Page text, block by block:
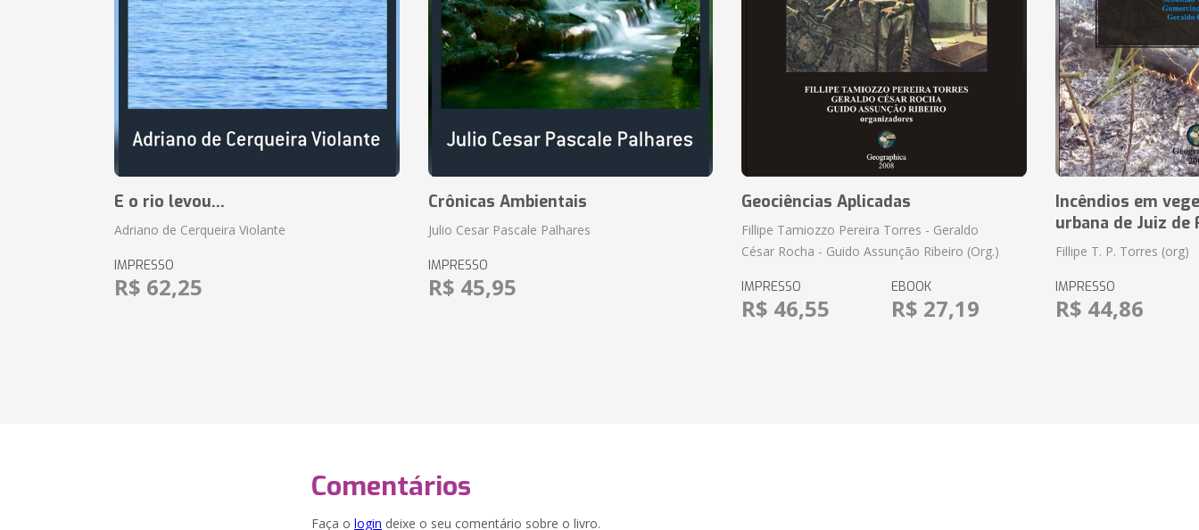
E o rio levou...
Adriano de Cerqueira Violante
IMPRESSO
R$ 62,25
Crônicas Ambientais
Julio Cesar Pascale Palhares
IMPRESSO
R$ 45,95
Geociências Aplicadas
Fillipe Tamiozzo Pereira Torres - Geraldo
César Rocha - Guido Assunção Ribeiro (Org.)
IMPRESSO
R$ 46,55
EBOOK
R$ 27,19
Incêndios em
urbana de Juiz de
Fillipe T. P. Torres (org)
IMPRESSO
R$ 44,86
Comentários
Faça o login deixe o seu comentário sobre o livro.